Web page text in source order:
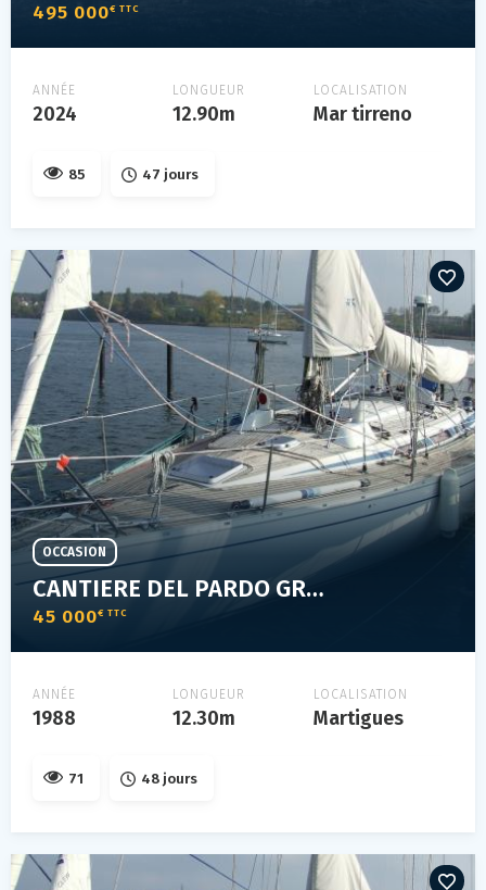
495 000€ TTC
ANNÉE
2024
LONGUEUR
12.90m
LOCALISATION
Mar tirreno
85 47 jours
CANTIERE DEL PARDO GRAND SOLEIL 39
45 000€ TTC
OCCASION
ANNÉE
1988
LONGUEUR
12.30m
LOCALISATION
Martigues
71 48 jours